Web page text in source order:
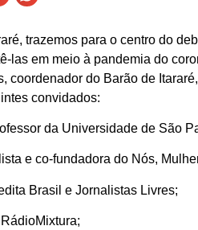
trazemos para o centro do
las em meio à pandemia do
coordenador do Barão de
convidados:
da Universidade de São
e co-fundadora do Nós,
Brasil e Jornalistas Livres;